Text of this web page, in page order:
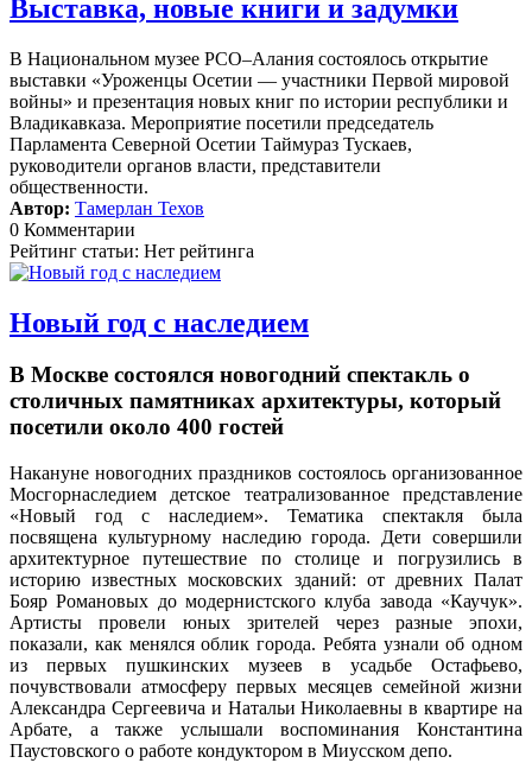
Выставка, новые книги и задумки
В Национальном музее РСО–Алания состоялось открытие
выставки «Уроженцы Осетии — участники Первой мировой
войны» и презентация новых книг по истории республики и
Владикавказа. Мероприятие посетили председатель
Парламента Северной Осетии Таймураз Тускаев,
руководители органов власти, представители
общественности.
Автор: Тамерлан Техов
0 Комментарии
Рейтинг статьи: Нет рейтинга
Новый год с наследием
В Москве состоялся новогодний спектакль о
столичных памятниках архитектуры, который
посетили около 400 гостей
Накануне новогодних праздников состоялось организованное
Мосгорнаследием детское театрализованное представление
«Новый год с наследием».
Тематика спектакля была
посвящена культурному наследию города. Дети совершили
архитектурное путешествие по столице и погрузились в
историю известных московских зданий: от древних Палат
Бояр Романовых до модернистского клуба завода «Каучук».
Артисты провели юных зрителей через разные эпохи,
показали, как менялся облик города. Ребята узнали об одном
из первых пушкинских музеев в усадьбе Остафьево,
почувствовали атмосферу первых месяцев семейной жизни
Александра Сергеевича и Натальи Николаевны в квартире на
Арбате, а также услышали воспоминания Константина
Паустовского о работе кондуктором в Миусском депо.